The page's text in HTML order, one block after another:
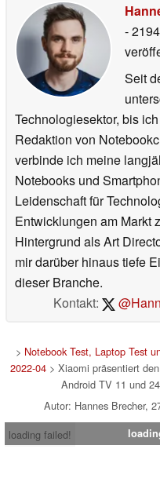
-
Seit
Technologiesektor, bis
Redaktion von
verbinde ich meine
Notebooks und
Leidenschaft für
Entwicklungen am Markt
Hintergrund als Art
mir darüber hinaus tiefe
dieser Branche.
Kontakt:
> Notebook Test, Laptop Test
2022-04> Xiaomi präsentiert
Android TV 11 und
Autor: Hannes Brecher,
loading failed!